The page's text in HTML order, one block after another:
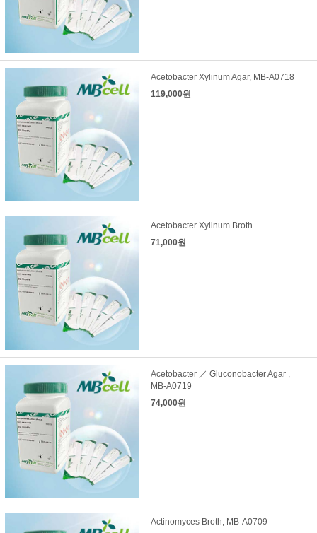
Acetobacter Xylinum Agar, MB-A0718
119,000원
Acetobacter Xylinum Broth
71,000원
Acetobacter ／ Gluconobacter Agar ,
MB-A0719
74,000원
Actinomyces Broth, MB-A0709